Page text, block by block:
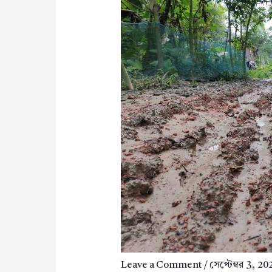
Leave a Comment / সেপ্টেম্বর 3,